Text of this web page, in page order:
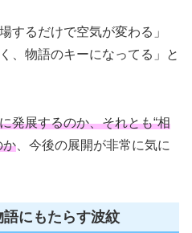
するだけで空気が変わる」
、物語のキーになってる」と
発展するのか、それとも“相
か 、今後の展開が非常に気に
にもたらす波紋